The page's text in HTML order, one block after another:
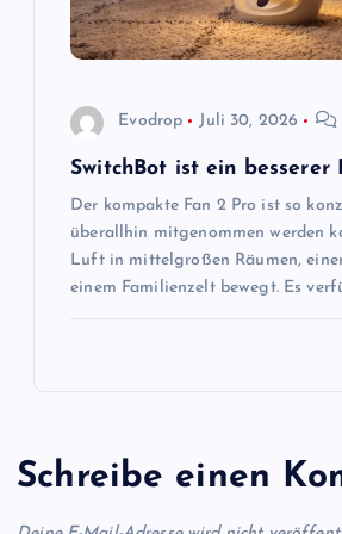
Evodrop Juli 30, 2026
SwitchBot ist ein besserer
Der kompakte Fan 2 Pro ist so
überallhin mitgenommen werden
Luft in mittelgroßen Räumen,
einem Familienzelt bewegt. Es
Schreibe einen